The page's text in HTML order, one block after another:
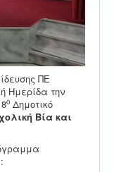
ΠΕ
Ημερίδα την
ο Δημοτικό
Βία και